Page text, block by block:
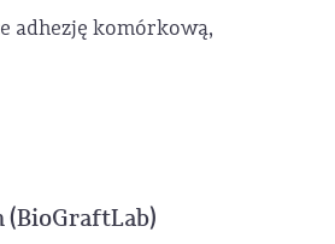
adhezję komórkową,